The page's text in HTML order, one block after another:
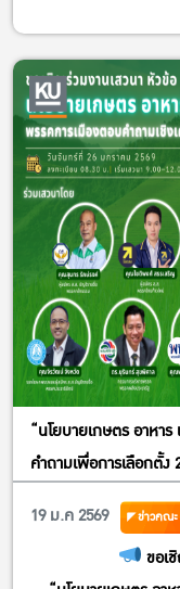
“นโยบายเกษตร อาหา
คำถามเพื่อการเลือกตั้ง
เป็นไปได้เชิงนโยบาย”
19 ม.ค 2569 ข่าวคณะ
ขอเ